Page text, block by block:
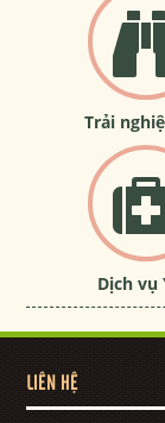
Trải
Dịch vụ
LIÊN HỆ